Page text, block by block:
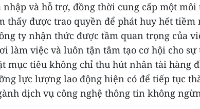
nhập và hỗ trợ, đồng thời cung cấp một
thấy được trao quyền để phát huy hết tiềm
ty nhận thức được tầm quan trọng của
làm việc và luôn tận tâm tạo cơ hội cho sự
mục tiêu không chỉ thu hút nhân tài hàng
lực lượng lao động hiện có để tiếp tục
dịch vụ công nghệ thông tin không